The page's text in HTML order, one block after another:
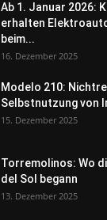
Ab 1. Januar 2026:
erhalten
beim...
16. Dezember 2025
Modelo 210:
Selbstnutzung von
15. Dezember 2025
Torremolinos: Wo
del Sol begann
13. Dezember 2025